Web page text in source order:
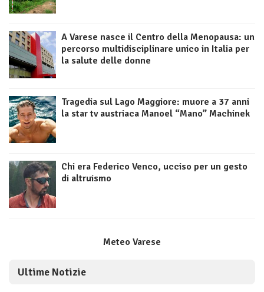
A Varese nasce il Centro della Menopausa: un
percorso multidisciplinare unico in Italia per
la salute delle donne
Tragedia sul Lago Maggiore: muore a 37 anni
la star tv austriaca Manoel “Mano” Machinek
Chi era Federico Venco, ucciso per un gesto
di altruismo
Meteo Varese
Ultime Notizie